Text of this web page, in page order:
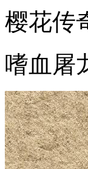
樱花传
嗜血屠